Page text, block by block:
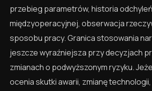
przebieg parametrów, historia
międzyoperacyjnej, obserwacja
sposobu pracy. Granica stosowania
jeszcze wyraźniejsza przy decyzjach
zmianach o podwyższonym ryzyku.
ocenia skutki awarii, zmianę